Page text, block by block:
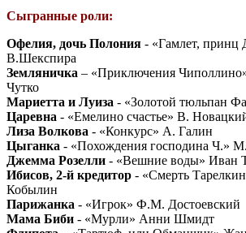
Сыгранные роли:
Офелия, дочь Полония - «Гамлет, принц
В.Шекспира
Земляничка – «Приключения
Чутко
Мариетта и Луиза - «Золотой тюльпан
Царевна - «Емелино счастье» В.
Лиза Волкова - «Конкурс» А. Галин
Цыганка - «Похождения господина Ч.» М.
Джемма Розелли - «Вешние воды» Иван
Ибисов, 2-й кредитор - «Смерть
Кобылин
Парижанка - «Игрок» Ф.М. Достоевский
Мама Биби - «Мурли» Анни Шмидт